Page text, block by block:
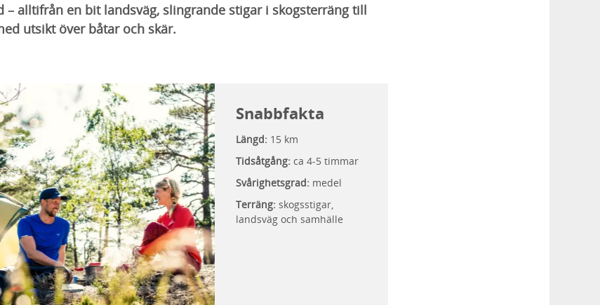
– alltifrån en bit landsväg, slingrande stigar i skogsterräng till
utsikt över båtar och skär.
Snabbfakta
Längd: 15 km
Tidsåtgång: ca 4-5 timmar
Svårighetsgrad: medel
Terräng: skogsstigar,
landsväg och samhälle